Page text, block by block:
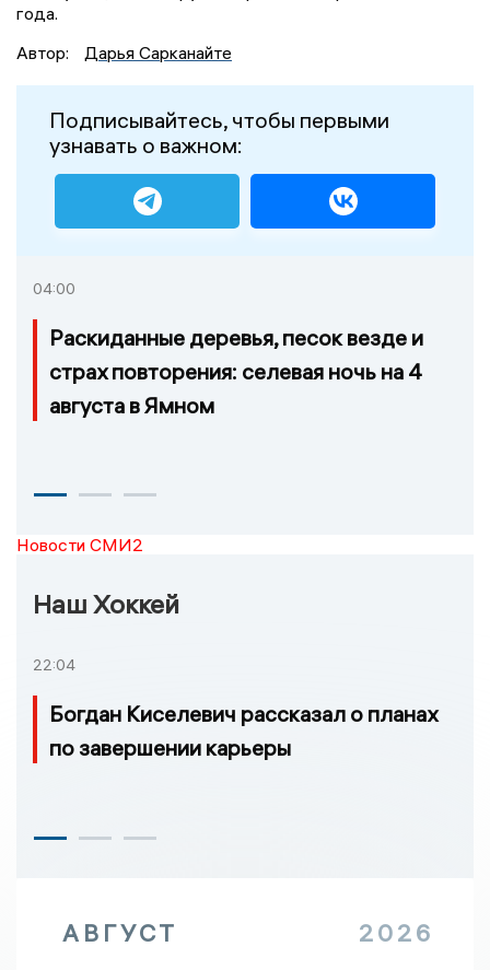
года.
Автор:
Дарья Сарканайте
Подписывайтесь, чтобы первыми
узнавать о важном:
04:00
Раскиданные деревья, песок везде и
страх повторения: селевая ночь на 4
августа в Ямном
Новости СМИ2
Наш Хоккей
22:04
Богдан Киселевич рассказал о планах
по завершении карьеры
АВГУСТ 2026